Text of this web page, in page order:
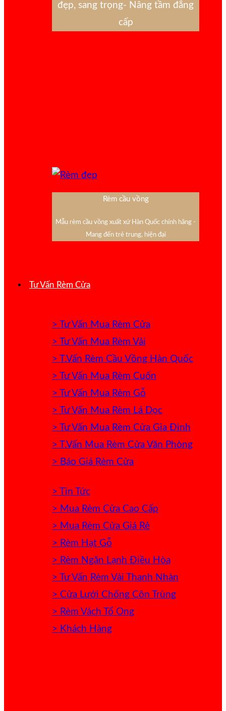
đẹp, sang trọng- Nâng tầm đẳng
cấp
Rèm cầu vồng
Mẫu rèm cầu vồng xuất xứ Hàn Quốc chính hãng -
Mang đến trẻ trung, hiện đại
Tư Vấn Rèm Cửa
> Tư Vấn Mua Rèm Cửa
> Tư Vấn Mua Rèm Vải
> T.Vấn Rèm Cầu Vồng Hàn Quốc
> Tư Vấn Mua Rèm Cuốn
> Tư Vấn Mua Rèm Gỗ
> Tư Vấn Mua Rèm Lá Dọc
> Tư Vấn Mua Rèm Cửa Gia Đình
> T.Vấn Mua Rèm Cửa Văn Phòng
> Báo Giá Rèm Cửa
> Tin Tức
> Mua Rèm Cửa Cao Cấp
> Mua Rèm Cửa Giá Rẻ
> Rèm Hạt Gỗ
> Rèm Ngăn Lạnh Điều Hòa
> Tư Vấn Rèm Vải Thanh Nhàn
> Cửa Lưới Chống Côn Trùng
> Rèm Vách Tổ Ong
> Khách Hàng